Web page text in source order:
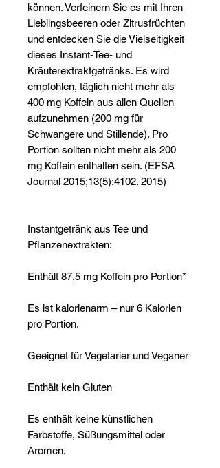
können. Verfeinern Sie es mit Ihren
Lieblingsbeeren oder Zitrusfrüchten
und entdecken Sie die Vielseitigkeit
dieses Instant-Tee- und
Kräuterextraktgetränks. Es wird
empfohlen, täglich nicht mehr als
400 mg Koffein aus allen Quellen
aufzunehmen (200 mg für
Schwangere und Stillende). Pro
Portion sollten nicht mehr als 200
mg Koffein enthalten sein. (EFSA
Journal 2015;13(5):4102. 2015)
Instantgetränk aus Tee und
Pflanzenextrakten:
Enthält 87,5 mg Koffein pro Portion*
Es ist kalorienarm – nur 6 Kalorien
pro Portion.
Geeignet für Vegetarier und Veganer
Enthält kein Gluten
Es enthält keine künstlichen
Farbstoffe, Süßungsmittel oder
Aromen.